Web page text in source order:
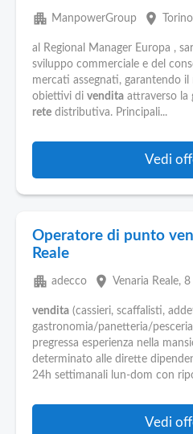
Pubblica
Offerte
Area
apartment ManpowerGroup place Torino
al Regional Manager Europa ,
sviluppo commerciale e del
mercati assegnati, garantendo
obiettivi di vendita attraverso la
rete distributiva. Principali...
Vedi
Operatore di punto
Reale
apartment adecco place Venaria Reale,
vendita (cassieri, scaffalisti,
gastronomia/panetteria/
pregressa esperienza nella
determinato alle dirette
24h settimanali lun-dom con
Vedi